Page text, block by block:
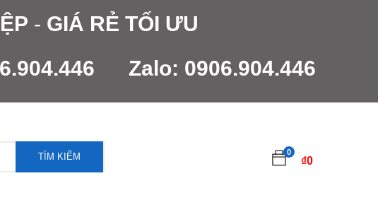
- GIÁ RẺ TỐI ƯU
Zalo: 0906.904.446
TÌM KIẾM 0
₫0